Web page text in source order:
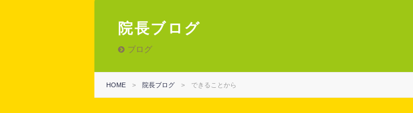
院長ブログ
ブログ
HOME > 院長ブログ > できることから